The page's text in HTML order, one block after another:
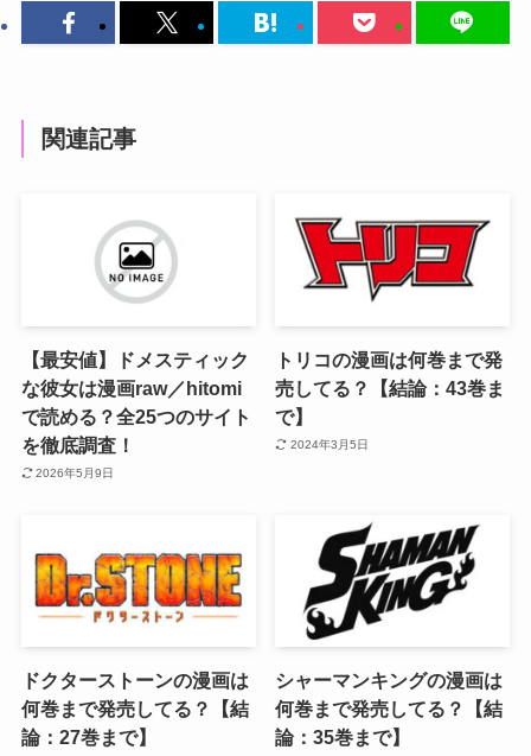
関連記事
【最安値】ドメスティック
な彼女は漫画raw／hitomi
で読める？全25つのサイト
を徹底調査！
2026年5月9日
トリコの漫画は何巻まで発
売してる？【結論：43巻ま
で】
2024年3月5日
ドクターストーンの漫画は
何巻まで発売してる？【結
論：27巻まで】
シャーマンキングの漫画は
何巻まで発売してる？【結
論：35巻まで】